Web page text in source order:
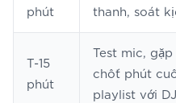
phút
thanh, soát
T-15
phút
Test mic,
chốt phút
playlist với DJ